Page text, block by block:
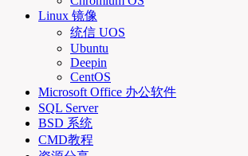
Linux 镜像
统信 UOS
Ubuntu
Deepin
CentOS
Microsoft Office 办公软件
SQL Server
BSD 系统
CMD教程